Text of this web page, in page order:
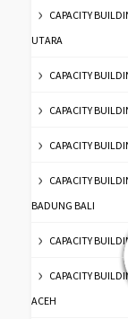
CAPACITY
UTARA
CAPACITY
CAPACITY
CAPACITY
CAPACITY
BADUNG BALI
CAPACITY
CAPACITY
ACEH